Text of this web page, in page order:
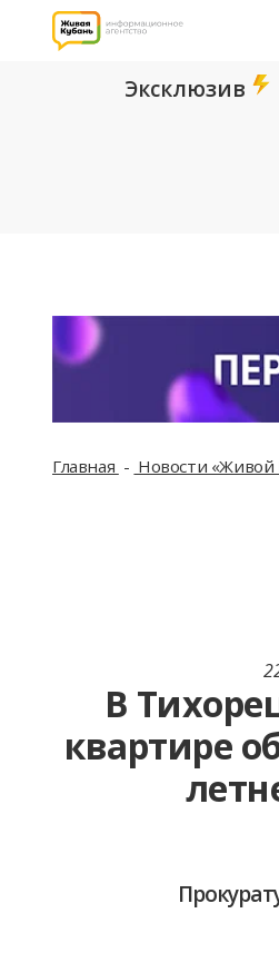
Эксклюзив
Главная Новости «Живой
В
квартире